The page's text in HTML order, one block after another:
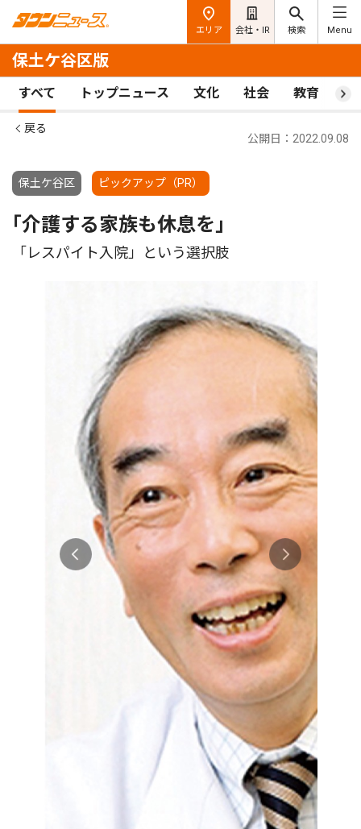
エリア 会社・IR 検索 Menu
保土ケ谷区版
すべて トップニュース 文化 社会 教育 ス
戻る
保土ケ谷区 ピックアップ（PR）
公開日：2022.09.08
｢介護する家族も休息を｣
「レスパイト入院」という選択肢